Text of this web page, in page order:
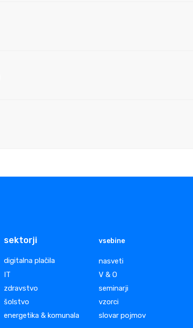
sektorji
digitalna plačila
IT
zdravstvo
šolstvo
energetika & komunala
vsebine
nasveti
V & O
seminarji
vzorci
slovar pojmov